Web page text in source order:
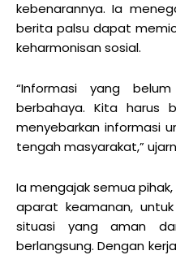
kebenarannya. Ia
berita palsu dapat
keharmonisan sosial.
“Informasi yang
berbahaya. Kita harus
menyebarkan informasi
tengah masyarakat,”
Ia mengajak semua
aparat keamanan,
situasi yang aman
berlangsung. Dengan